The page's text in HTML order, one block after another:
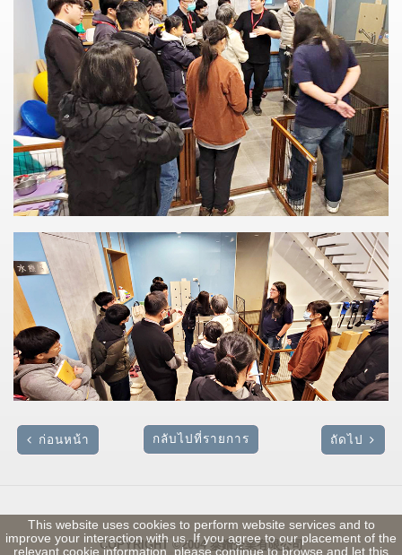
ก่อนหน้า กลับไปที่รายการ ถัดไป
COPYRIGHT ©2004 泰鑽企業有限公司
This website uses cookies to perform website services and to
improve your interaction with us. If you agree to our placement of the
relevant cookie information, please continue to browse and let this